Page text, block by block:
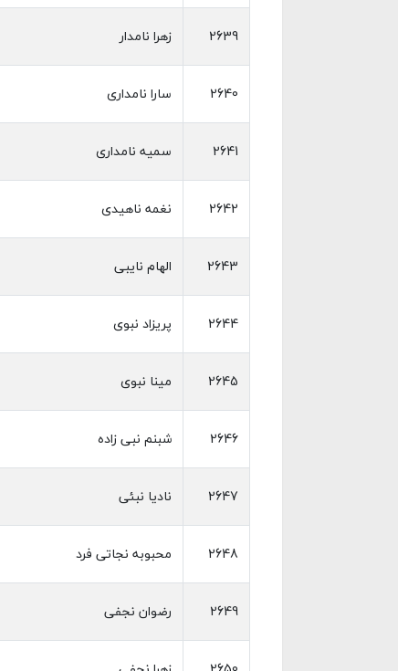
2639 زهرا نامدار
2640 سارا نامداری
2641 سمیه نامداری
2642 نغمه ناهیدی
2643 الهام نایبی
2644 پریزاد نبوی
2645 مینا نبوی
2646 شبنم نبی زاده
2647 نادیا نبئی
2648 محبوبه نجاتی فرد
2649 رضوان نجفی